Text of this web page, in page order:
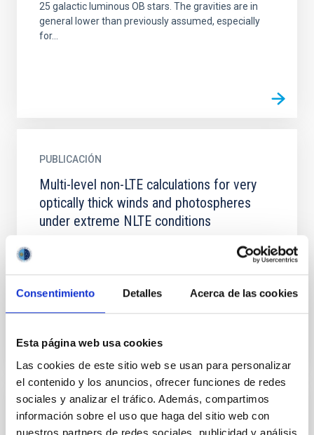
Consentimiento Detalles Acerca de las cookies
Esta página web usa cookies
Las cookies de este sitio web se usan para personalizar
el contenido y los anuncios, ofrecer funciones de redes
sociales y analizar el tráfico. Además, compartimos
información sobre el uso que haga del sitio web con
nuestros partners de redes sociales, publicidad y análisis
25 galactic luminous OB stars. The gravities are in
general lower than previously assumed, especially
for...
PUBLICACIÓN
Multi-level non-LTE calculations for very
optically thick winds and photospheres
under extreme NLTE conditions
A new technique to calculate multilevel non-LTE
continuum formation in the UV of stellar winds and
plane-parallel, static stellar atmospheres is
developed using...
PUBLICACIÓN